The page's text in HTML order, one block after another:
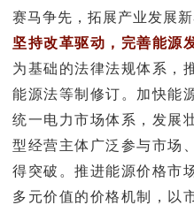
赛马争先，拓展产业发展新
坚持改革驱动，完善能源
为基础的法律法规体系，
能源法等制修订。加快能
统一电力市场体系，发展
型经营主体广泛参与市场
得突破。推进能源价格市
多元价值的价格机制，以